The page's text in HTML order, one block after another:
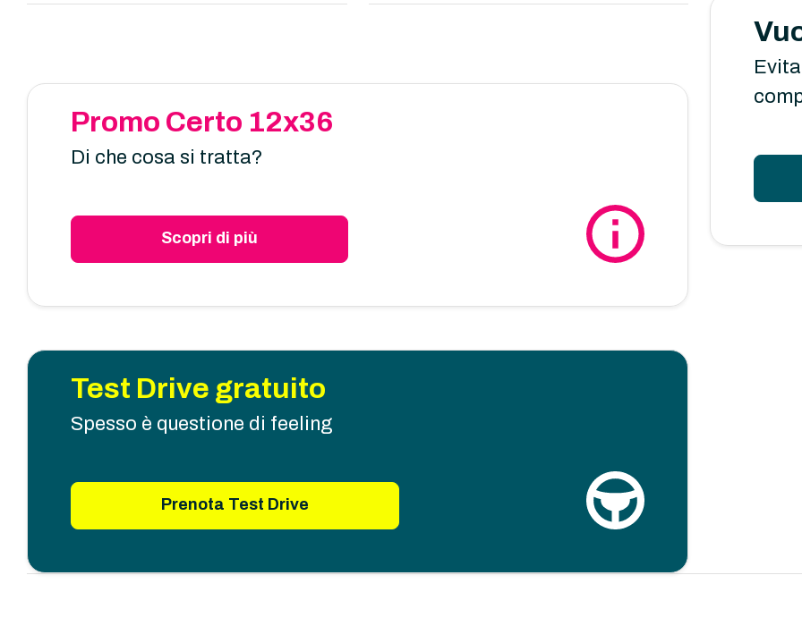
Promo Certo 12x36
Di che cosa si tratta?
Scopri di più
Test Drive gratuito
Spesso è questione di feeling
Prenota Test Drive